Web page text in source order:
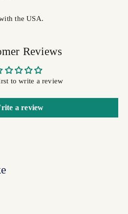
the USA.
Reviews
to write a review
a review